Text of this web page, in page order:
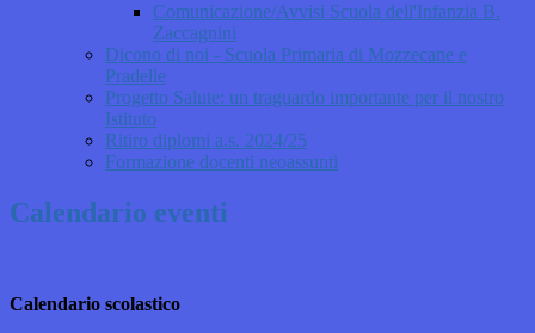
Comunicazione/Avvisi Scuola dell'Infanzia B.
Zaccagnini
Dicono di noi - Scuola Primaria di Mozzecane e
Pradelle
Progetto Salute: un traguardo importante per il nostro
Istituto
Ritiro diplomi a.s. 2024/25
Formazione docenti neoassunti
Calendario eventi
Calendario scolastico